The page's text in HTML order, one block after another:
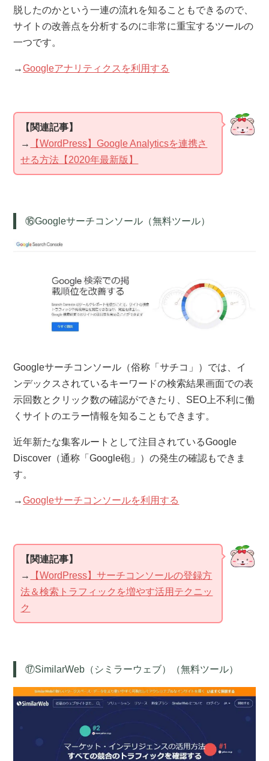
脱したのかという一連の流れを知ることもできるので、
サイトの改善点を分析するのに非常に重宝するツールの
一つです。
→Googleアナリティクスを利用する
【関連記事】
→
【WordPress】Google Analyticsを連携さ
せる方法【2020年最新版】
⑯Googleサーチコンソール（無料ツール）
Googleサーチコンソール（俗称「サチコ」）では、イ
ンデックスされているキーワードの検索結果画面での表
示回数とクリック数の確認ができたり、SEO上不利に働
くサイトのエラー情報を知ることもできます。
近年新たな集客ルートとして注目されているGoogle
Discover（通称「Google砲」）の発生の確認もできま
す。
→Googleサーチコンソールを利用する
【関連記事】
→
【WordPress】サーチコンソールの登録方
法＆検索トラフィックを増やす活用テクニッ
ク
⑰SimilarWeb（シミラーウェブ）（無料ツール）